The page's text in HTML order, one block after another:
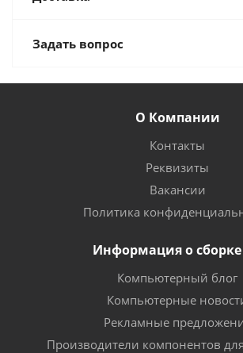
Задать вопрос
О Компании
Контакты
Реквизиты
Вакансии
Политика
Информация о
Компьютерный блог
Компьютерные
Рекламные
Производители компонентов